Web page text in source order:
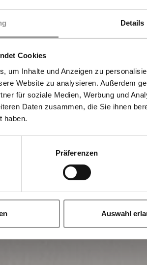
Details
Cookies
um Inhalte und Anzeigen zu
Website zu analysieren. Außerdem
für soziale Medien, Werbung und
Daten zusammen, die Sie ihnen
haben.
Präferenzen
Auswahl